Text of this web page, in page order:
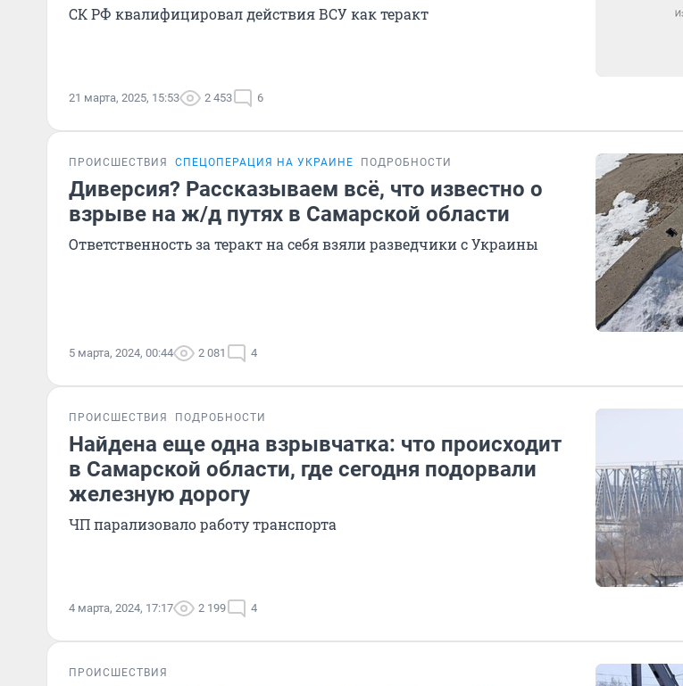
СК РФ квалифицировал действия ВСУ как теракт
21 марта, 2025, 15:53 2 453 6
ПРОИСШЕСТВИЯ СПЕЦОПЕРАЦИЯ НА УКРАИНЕ ПОДРОБНОСТИ
Диверсия? Рассказываем всё, что известно о
взрыве на ж/д путях в Самарской области
Ответственность за теракт на себя взяли разведчики с Украины
5 марта, 2024, 00:44 2 081 4
ПРОИСШЕСТВИЯ ПОДРОБНОСТИ
Найдена еще одна взрывчатка: что происходит
в Самарской области, где сегодня подорвали
железную дорогу
ЧП парализовало работу транспорта
4 марта, 2024, 17:17 2 199 4
ПРОИСШЕСТВИЯ